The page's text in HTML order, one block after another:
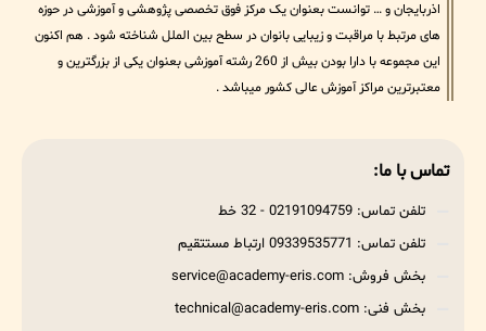
اذربایجان و … توانست بعنوان یک مرکز فوق تخصصی پژوهشی و آموزشی در حوزه
های مرتبط با مراقبت و زیبایی بانوان در سطح بین الملل شناخته شود . هم اکنون
این مجموعه با دارا بودن بیش از 260 رشته آموزشی بعنوان یکی از بزرگترین و
معتبرترین مراکز آموزش عالی کشور میباشد .
تماس با ما:
تلفن تماس: 02191094759 - 32 خط
تلفن تماس: 09339535771 ارتباط مستتقیم
بخش فروش: service@academy-eris.com
بخش فنی: technical@academy-eris.com